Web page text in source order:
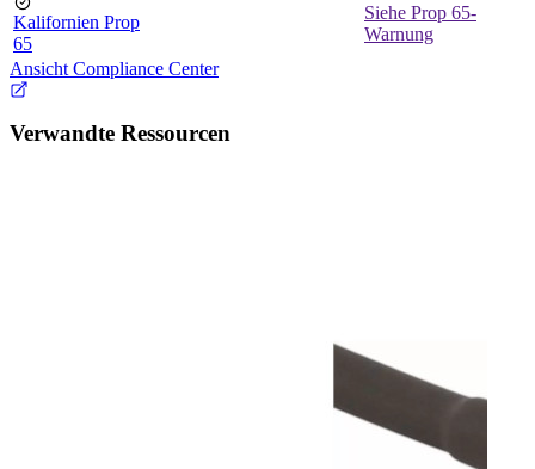
Kalifornien Prop
65
Siehe Prop 65-
Warnung
Ansicht Compliance Center
Verwandte Ressourcen